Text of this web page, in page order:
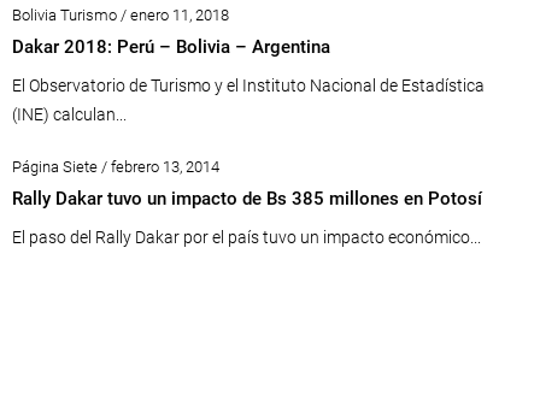
Bolivia Turismo / enero 11, 2018
Dakar 2018: Perú – Bolivia – Argentina
El Observatorio de Turismo y el Instituto Nacional de Estadística
(INE) calculan...
Página Siete / febrero 13, 2014
Rally Dakar tuvo un impacto de Bs 385 millones en Potosí
El paso del Rally Dakar por el país tuvo un impacto económico...